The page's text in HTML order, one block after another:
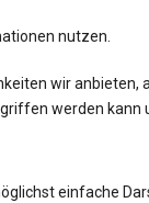
nutzen.
wir anbieten,
werden kann
einfache